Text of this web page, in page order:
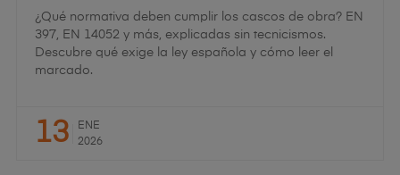
¿Qué normativa deben cumplir los cascos de obra? EN
397, EN 14052 y más, explicadas sin tecnicismos.
Descubre qué exige la ley española y cómo leer el
marcado.
13
ENE
2026